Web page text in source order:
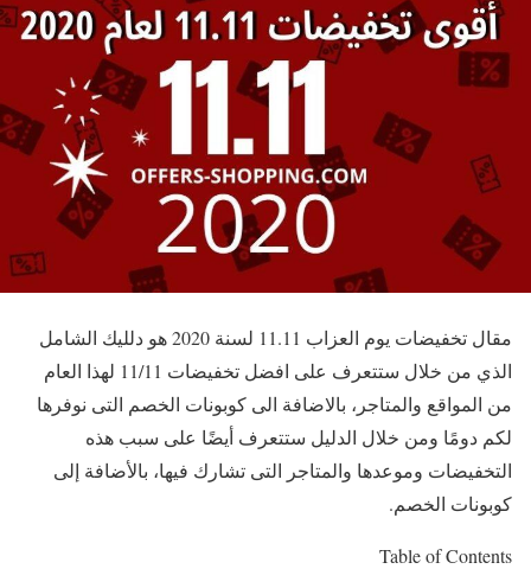
مقال تخفيضات يوم العزاب 11.11 لسنة 2020 هو دلليك الشامل
الذي من خلال ستتعرف على افضل تخفيضات 11/11 لهذا العام
من المواقع والمتاجر، بالاضافة الى كوبونات الخصم التى نوفرها
لكم دومًا ومن خلال الدليل ستتعرف أيضًا على سبب هذه
التخفيضات وموعدها والمتاجر التى تشارك فيها، بالأضافة إلى
كوبونات الخصم.
Table of Contents